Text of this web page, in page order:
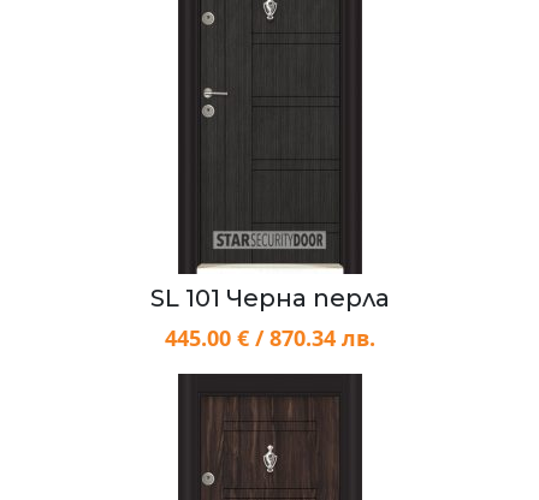
SL 101 Черна перла
445.00 € / 870.34 лв.